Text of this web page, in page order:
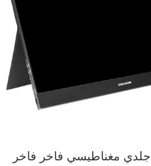
مغناطيسي فاخر فاخر